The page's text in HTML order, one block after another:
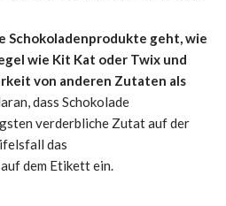
Schokoladenprodukte geht, wie
wie Kit Kat oder Twix und
von anderen Zutaten als
dass Schokolade
verderbliche Zutat auf der
das
dem Etikett ein.